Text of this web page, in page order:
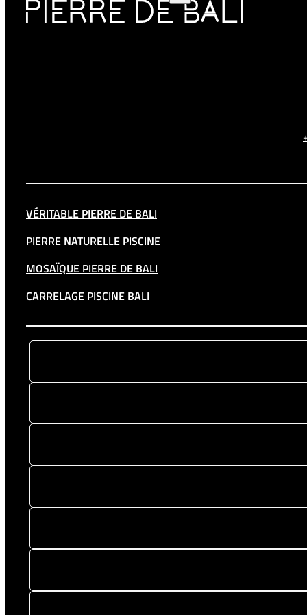
VÉRITABLE PIERRE DE BALI
PIERRE NATURELLE PISCINE
MOSAÏQUE PIERRE DE BALI
CARRELAGE PISCINE BALI